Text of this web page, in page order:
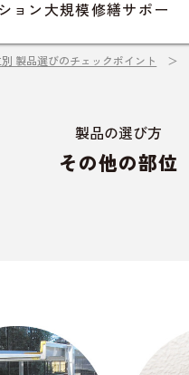
ョン大規模修繕サポー
製品選びのチェックポイント
製品の選び方
その他の部位